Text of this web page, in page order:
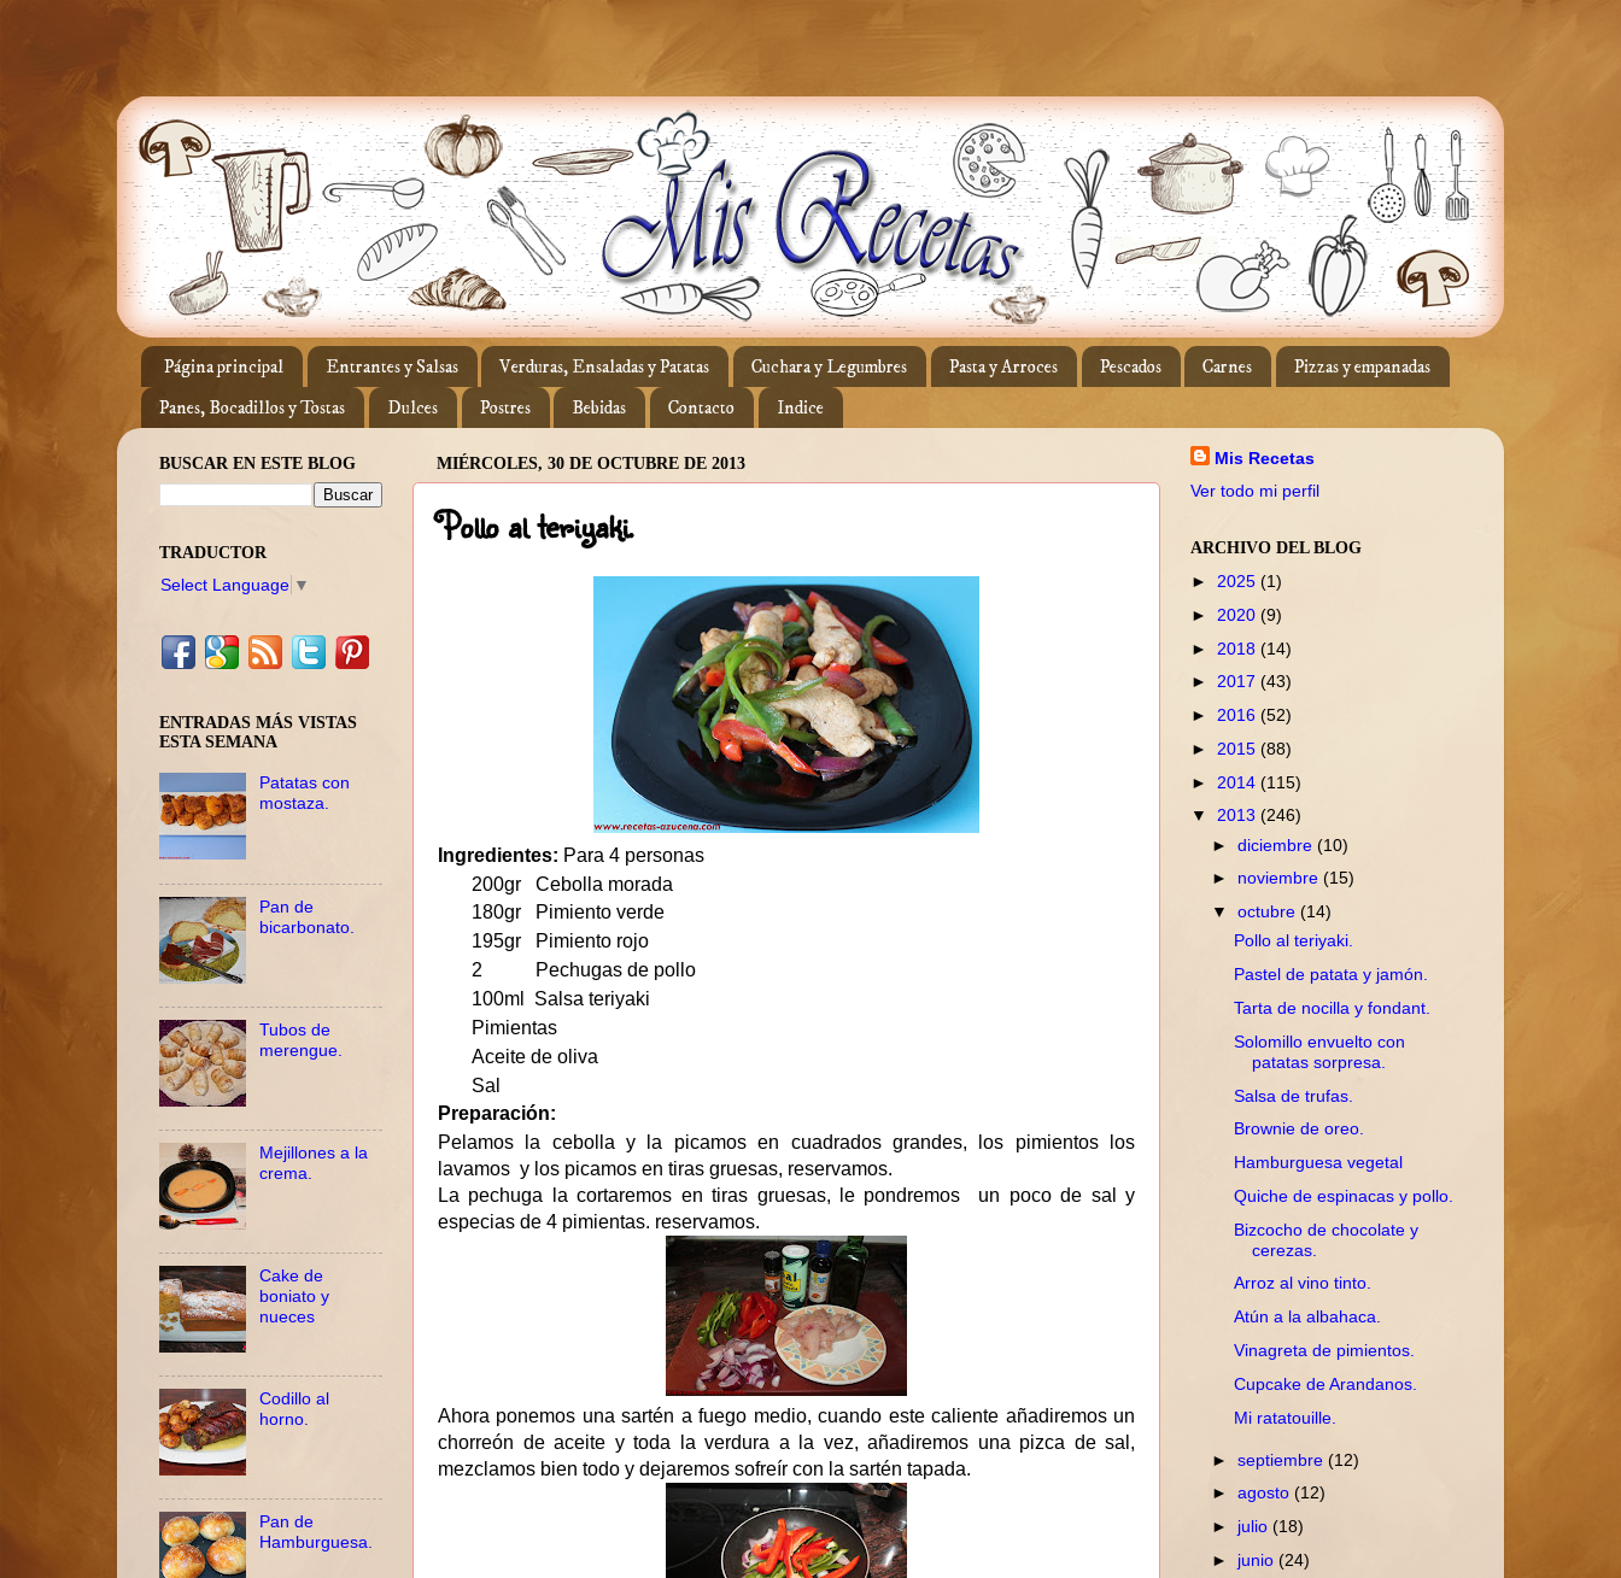
Página principal Entrantes y Salsas Verduras, Ensaladas y Patatas Cuchara y Legumbres Pasta y Arroces Pescados Carnes
Pizzas y empanadas
Panes, Bocadillos y Tostas
Dulces Postres Bebidas Contacto Indice
MIÉRCOLES, 30 DE OCTUBRE DE 2013
Pollo al teriyaki.
Ingredientes: Para 4 personas
200gr Cebolla morada
180gr Pimiento verde
195gr Pimiento rojo
2 Pechugas de pollo
100ml Salsa teriyaki
Pimientas
Aceite de oliva
Sal
Preparación:
Pelamos la cebolla y la picamos en cuadrados grandes, los pimientos los
lavamos y los picamos en tiras gruesas, reservamos.
La pechuga la cortaremos en tiras gruesas, le pondremos un poco de sal y
especias de 4 pimientas. reservamos.
Ahora ponemos una sartén a fuego medio, cuando este caliente añadiremos un
chorreón de aceite y toda la verdura a la vez, añadiremos una pizca de sal,
mezclamos bien todo y dejaremos sofreír con la sartén tapada.
BUSCAR EN ESTE BLOG
TRADUCTOR
Select Language ▼
ENTRADAS MÁS VISTAS
ESTA SEMANA
Patatas con
mostaza.
Pan de
bicarbonato.
Tubos de
merengue.
Mejillones a la
crema.
Cake de
boniato y
nueces
Codillo al
horno.
Pan de
Hamburguesa.
Mis Recetas
Ver todo mi perfil
ARCHIVO DEL BLOG
► 2025 (1)
► 2020 (9)
► 2018 (14)
► 2017 (43)
► 2016 (52)
► 2015 (88)
► 2014 (115)
▼ 2013 (246)
►diciembre(10)
► noviembre(15)
▼octubre(14)
Pollo al teriyaki.
Pastel de patata y jamón.
Tarta de nocilla y fondant.
Solomillo envuelto con
patatas sorpresa.
Salsa de trufas.
Brownie de oreo.
Hamburguesa vegetal
Quiche de espinacas y pollo.
Bizcocho de chocolate y
cerezas.
Arroz al vino tinto.
Atún a la albahaca.
Vinagreta de pimientos.
Cupcake de Arandanos.
Mi ratatouille.
►septiembre(12)
►agosto(12)
► julio(18)
► junio(24)